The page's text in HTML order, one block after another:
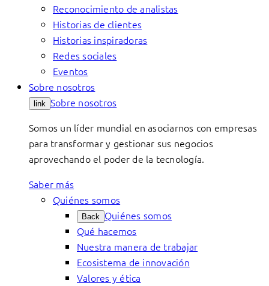
Reconocimiento de analistas
Historias de clientes
Historias inspiradoras
Redes sociales
Eventos
Sobre nosotros
link Sobre nosotros
Somos un líder mundial en asociarnos con empresas
para transformar y gestionar sus negocios
aprovechando el poder de la tecnología.
Saber más
Quiénes somos
Back Quiénes somos
Qué hacemos
Nuestra manera de trabajar
Ecosistema de innovación
Valores y ética